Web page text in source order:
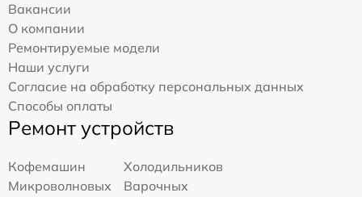
Вакансии
О компании
Ремонтируемые модели
Наши услуги
Согласие на обработку персональных данных
Способы оплаты
Ремонт устройств
Кофемашин
Холодильников
Микроволновых
Варочных